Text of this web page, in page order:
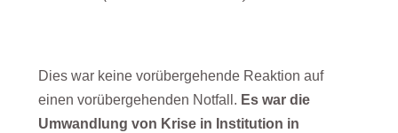
Dies war keine vorübergehende Reaktion auf
einen vorübergehenden Notfall. Es war die
Umwandlung von Krise in Institution in